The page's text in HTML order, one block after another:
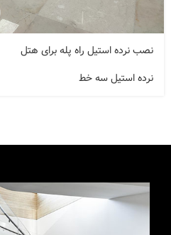
نصب نرده استیل راه پله برای هتل
نرده استیل سه خط